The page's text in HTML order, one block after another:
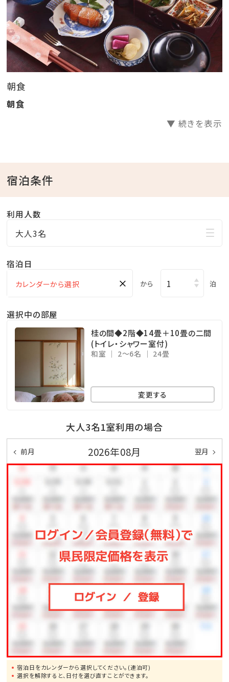
朝食
朝食
▼ 続きを表示
宿泊条件
利用人数
大人3名
宿泊日
× から 泊
選択中の部屋
桂の間◆2階◆14畳＋10畳の二間
(トイレ・シャワー室付)
和室 2～6名 24畳
変更する
大人3名1室利用の場合
前月 2026年08月 翌月
宿泊日をカレンダーから選択してください。(連泊可)
選択を解除すると、日付を選び直すことができます。